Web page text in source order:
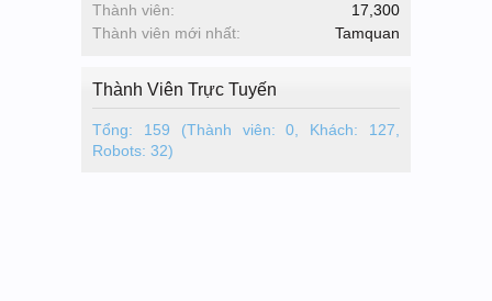
Thành viên:
17,300
Thành viên mới nhất:
Tamquan
Thành Viên Trực Tuyến
Tổng: 159 (Thành viên: 0, Khách: 127,
Robots: 32)